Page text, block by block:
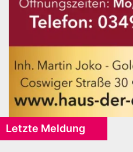
Letzte Meldung